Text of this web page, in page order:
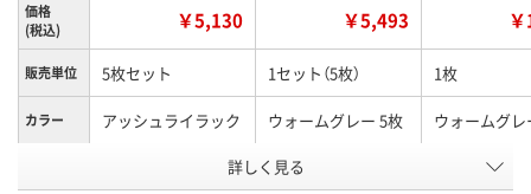
価格
(税込)
￥5,130 ￥5,493
販売単位 5枚セット 1セット（5枚） 1枚
カラー アッシュライラック ウォームグレー 5枚 ウォームグレ
HH62119 XN25094
詳しく見る